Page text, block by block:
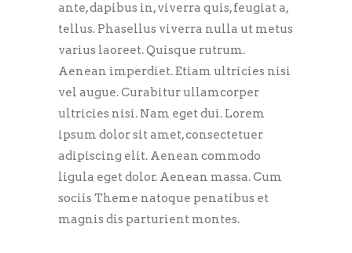
ante, dapibus in, viverra quis, feugiat a,
tellus. Phasellus viverra nulla ut metus
varius laoreet. Quisque rutrum.
Aenean imperdiet. Etiam ultricies nisi
vel augue. Curabitur ullamcorper
ultricies nisi. Nam eget dui. Lorem
ipsum dolor sit amet, consectetuer
adipiscing elit. Aenean commodo
ligula eget dolor. Aenean massa. Cum
sociis Theme natoque penatibus et
magnis dis parturient montes.